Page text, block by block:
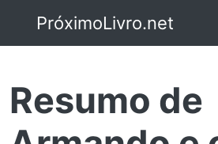
PróximoLivro.net
Resumo de